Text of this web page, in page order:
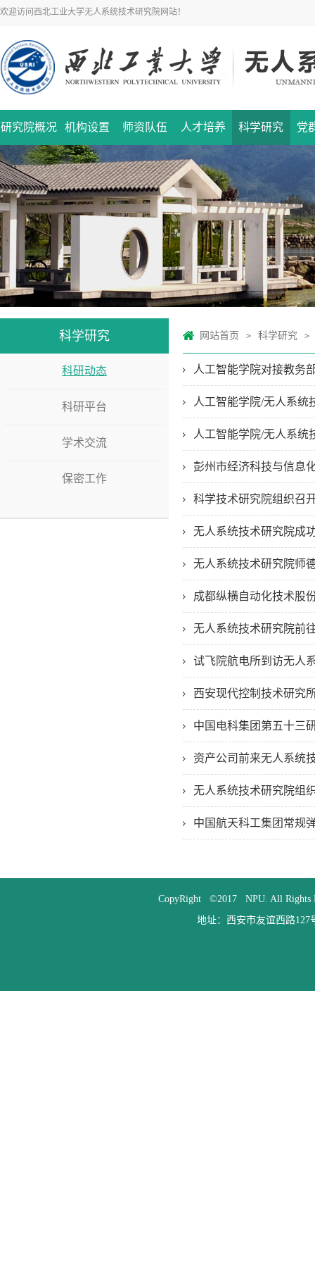
欢迎访问西北工业大学无人系统技术研究院网站！
研究院概况 机构设置 师资队伍 人才培养 科学研究 党
科学研究
科研动态
科研平台
学术交流
保密工作
网站首页 > 科学研究 >
人工智能学院对接教务
人工智能学院/无人系统
人工智能学院/无人系统
彭州市经济科技与信息
科学技术研究院组织召
无人系统技术研究院成
无人系统技术研究院师
成都纵横自动化技术股
无人系统技术研究院前
试飞院航电所到访无人
西安现代控制技术研究
中国电科集团第五十三
资产公司前来无人系统
无人系统技术研究院组
中国航天科工集团常规
CopyRight ©2017 NPU. All Rights
地址：西安市友谊西路